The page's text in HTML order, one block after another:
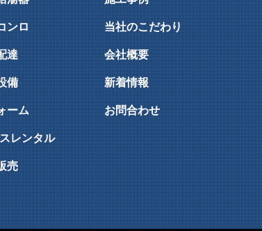
ンロ
達
備
ーム
レンタル
売
当社のこだわり
会社概要
新着情報
お問合わせ